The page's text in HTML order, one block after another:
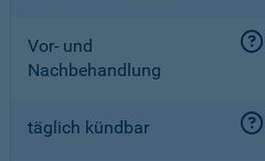
Vor- und
Nachbehandlung
täglich kündbar